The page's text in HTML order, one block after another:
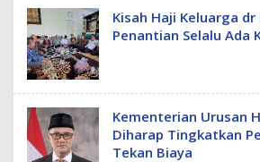
Kisah Haji Keluarga
Penantian Selalu Ada
Kementerian Urusan
Diharap Tingkatkan
Tekan Biaya